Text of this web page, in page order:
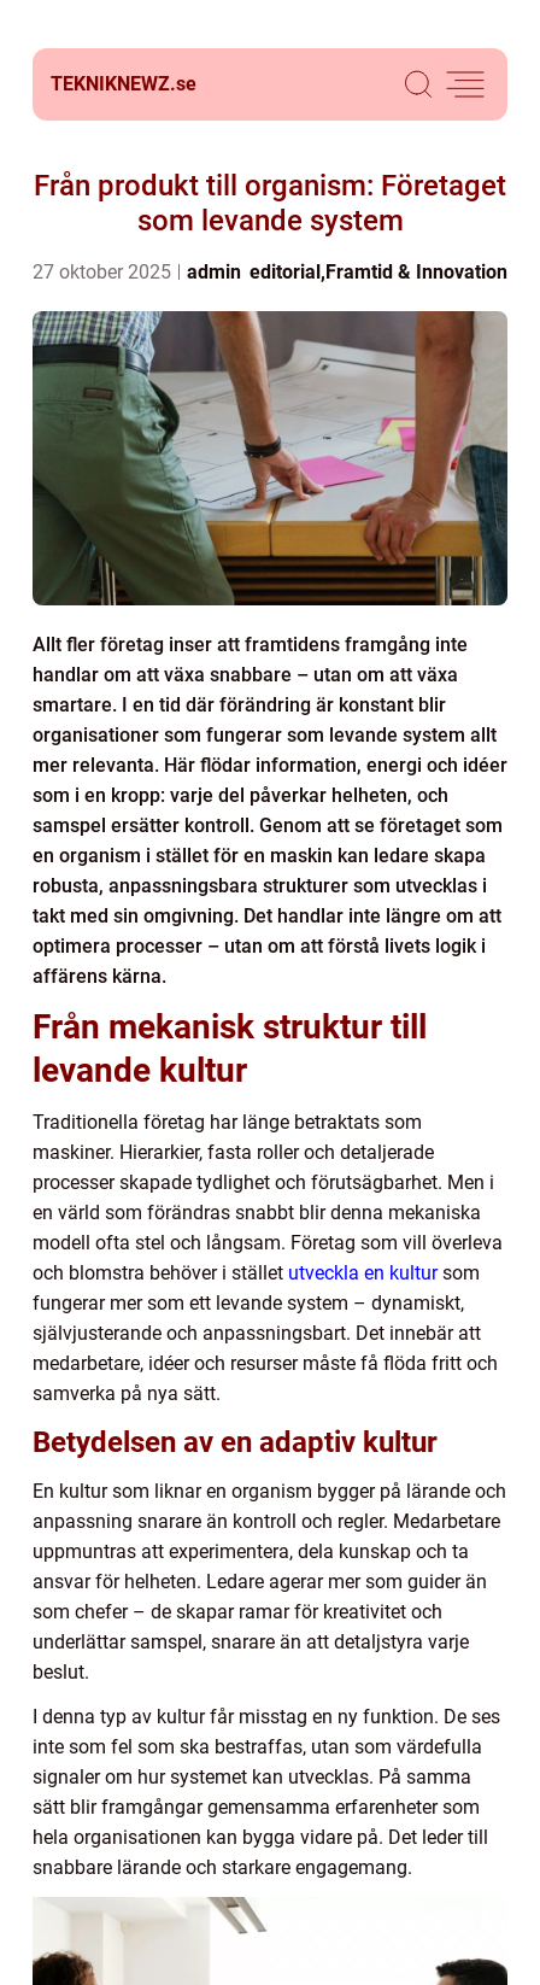
TEKNIKNEWZ.se
Från produkt till organism: Företaget
som levande system
27 oktober 2025 admin editorial,Framtid & Innovation
Allt fler företag inser att framtidens framgång inte
handlar om att växa snabbare – utan om att växa
smartare. I en tid där förändring är konstant blir
organisationer som fungerar som levande system allt
mer relevanta. Här flödar information, energi och idéer
som i en kropp: varje del påverkar helheten, och
samspel ersätter kontroll. Genom att se företaget som
en organism i stället för en maskin kan ledare skapa
robusta, anpassningsbara strukturer som utvecklas i
takt med sin omgivning. Det handlar inte längre om att
optimera processer – utan om att förstå livets logik i
affärens kärna.
Från mekanisk struktur till
levande kultur
Traditionella företag har länge betraktats som
maskiner. Hierarkier, fasta roller och detaljerade
processer skapade tydlighet och förutsägbarhet. Men i
en värld som förändras snabbt blir denna mekaniska
modell ofta stel och långsam. Företag som vill överleva
och blomstra behöver i stället utveckla en kultursom
fungerar mer som ett levande system – dynamiskt,
självjusterande och anpassningsbart. Det innebär att
medarbetare, idéer och resurser måste få flöda fritt och
samverka på nya sätt.
Betydelsen av en adaptiv kultur
En kultur som liknar en organism bygger på lärande och
anpassning snarare än kontroll och regler. Medarbetare
uppmuntras att experimentera, dela kunskap och ta
ansvar för helheten. Ledare agerar mer som guider än
som chefer – de skapar ramar för kreativitet och
underlättar samspel, snarare än att detaljstyra varje
beslut.
I denna typ av kultur får misstag en ny funktion. De ses
inte som fel som ska bestraffas, utan som värdefulla
signaler om hur systemet kan utvecklas. På samma
sätt blir framgångar gemensamma erfarenheter som
hela organisationen kan bygga vidare på. Det leder till
snabbare lärande och starkare engagemang.